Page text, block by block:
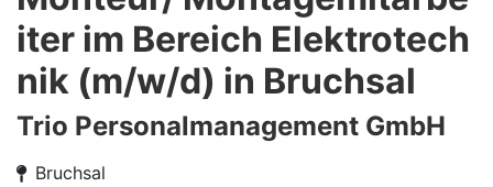
iter im Bereich Elektrotech
nik (m/w/d) in Bruchsal
Trio Personalmanagement GmbH
Bruchsal